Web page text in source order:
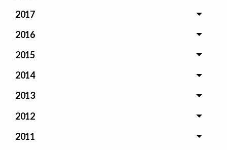
2017
2016
2015
2014
2013
2012
2011